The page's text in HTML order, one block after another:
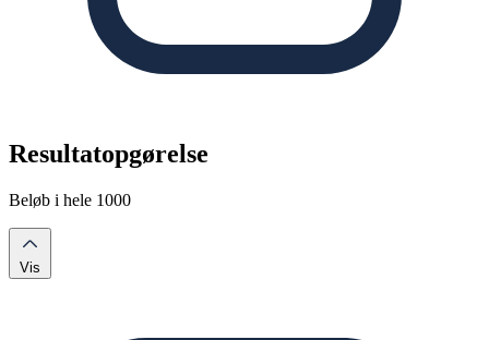
Resultatopgørelse
Beløb i hele 1000
Vis